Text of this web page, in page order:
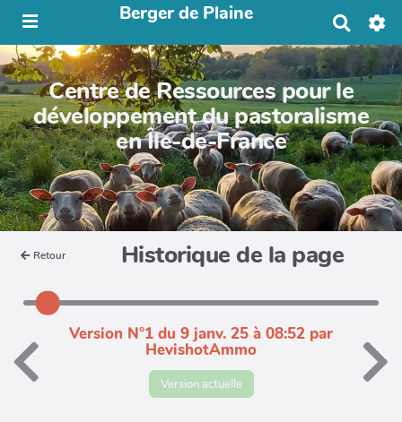
Berger de Plaine
h
e
r
c
h
e
r
Centre de Ressources pour le
développement du pastoralisme
en Île-de-France
Retour Historique de la page
Version N°1 du 9 janv. 25 à 08:52 par
HevishotAmmo
Version actuelle